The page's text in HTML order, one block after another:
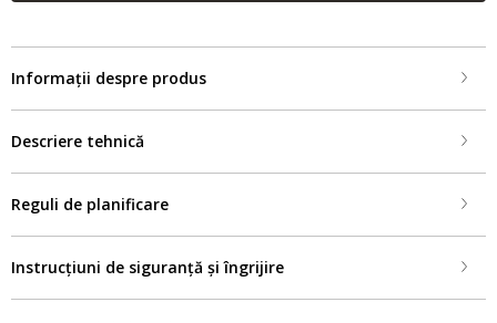
Informații despre produs
Descriere tehnică
Reguli de planificare
Instrucțiuni de siguranță și îngrijire